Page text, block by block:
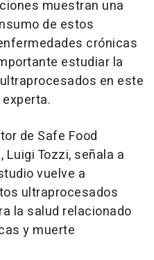
muestran una
de estos
crónicas
estudiar la
en este
de Safe Food
Luigi Tozzi, señala a
vuelve a
ultraprocesados
la salud relacionado
y muerte